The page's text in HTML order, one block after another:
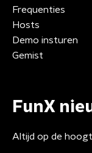
Frequenties
Hosts
Demo insturen
Gemist
FunX
Altijd op de